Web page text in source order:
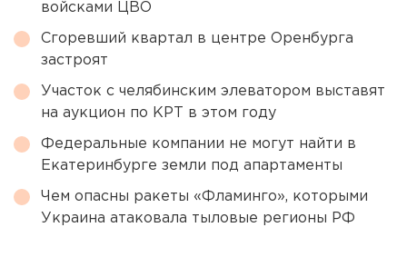
войсками ЦВО
Сгоревший квартал в центре Оренбурга
застроят
Участок с челябинским элеватором выставят
на аукцион по КРТ в этом году
Федеральные компании не могут найти в
Екатеринбурге земли под апартаменты
Чем опасны ракеты «Фламинго», которыми
Украина атаковала тыловые регионы РФ